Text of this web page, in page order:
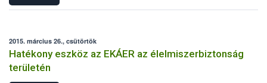
2015. március 26., csütörtök
Hatékony eszköz az EKÁER az élelmiszerbiztonság
területén